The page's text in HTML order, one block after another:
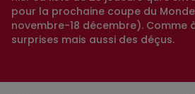
pour la prochaine coupe du
novembre-18 décembre). Comme
surprises mais aussi des déçus.